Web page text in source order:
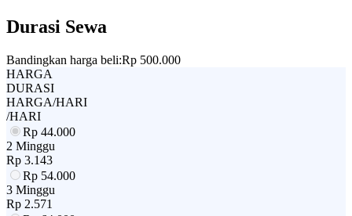
Durasi Sewa
Bandingkan harga beli:Rp 500.000
HARGA
DURASI
HARGA/HARI
/HARI
Rp 44.000
2 Minggu
Rp 3.143
Rp 54.000
3 Minggu
Rp 2.571